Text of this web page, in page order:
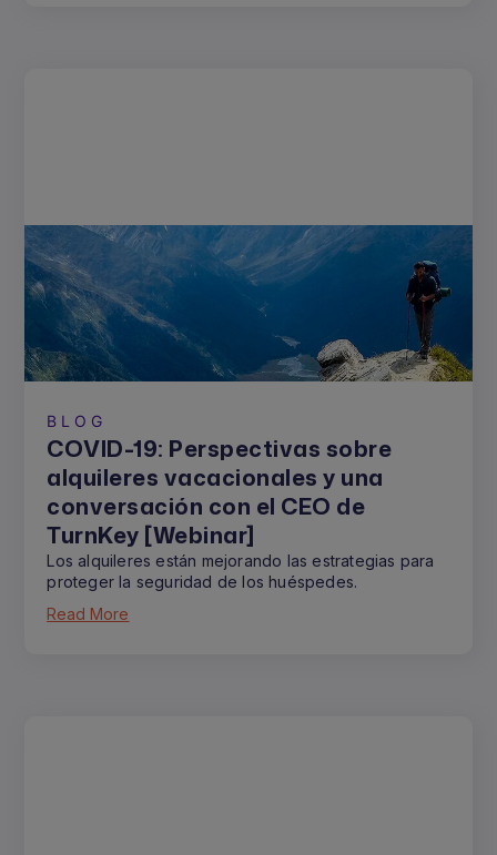
BLOG
COVID-19: Perspectivas sobre
alquileres vacacionales y una
conversación con el CEO de
TurnKey [Webinar]
Los alquileres están mejorando las estrategias para
proteger la seguridad de los huéspedes.
Read More